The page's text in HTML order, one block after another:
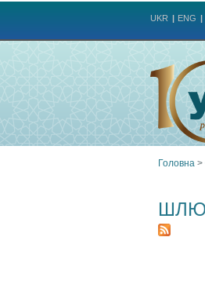
UKR ENG
є
Головна >